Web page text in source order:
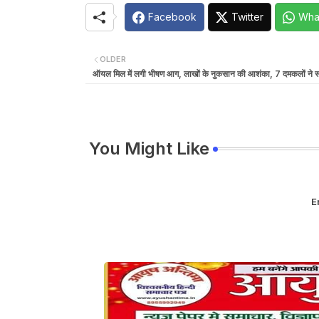
Facebook Twitter
OLDER
ऑयल मिल में लगी भीषण आग, लाखों के नुकसान की आशंका, 7 दमकलों ने
You Might Like